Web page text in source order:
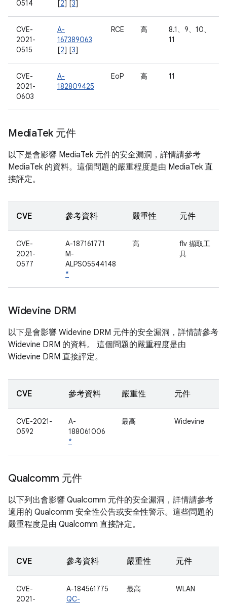
0514 [2] [3]
CVE-
2021-
0515
A-
167389063
[2] [3]
RCE 高
8.1、9、10、
11
CVE-
2021-
0603
A-
182809425
EoP 高 11
MediaTek 元件
以下是會影響 MediaTek 元件的安全漏洞，詳情請參考
MediaTek 的資料。這個問題的嚴重程度是由 MediaTek 直
接評定。
CVE 參考資料 嚴重性 元件
CVE-
2021-
0577
A-187161771
M-
ALPS05544148
*
高
flv 擷取工
具
Widevine DRM
以下是會影響 Widevine DRM 元件的安全漏洞，詳情請參考
Widevine DRM 的資料。 這個問題的嚴重程度是由
Widevine DRM 直接評定。
CVE 參考資料 嚴重性 元件
CVE-2021-
0592
A-
188061006
*
最高 Widevine
Qualcomm 元件
以下列出會影響 Qualcomm 元件的安全漏洞，詳情請參考
適用的 Qualcomm 安全性公告或安全性警示。這些問題的
嚴重程度是由 Qualcomm 直接評定。
CVE 參考資料 嚴重性 元件
CVE-
2021-
A-184561775
QC-
最高 WLAN